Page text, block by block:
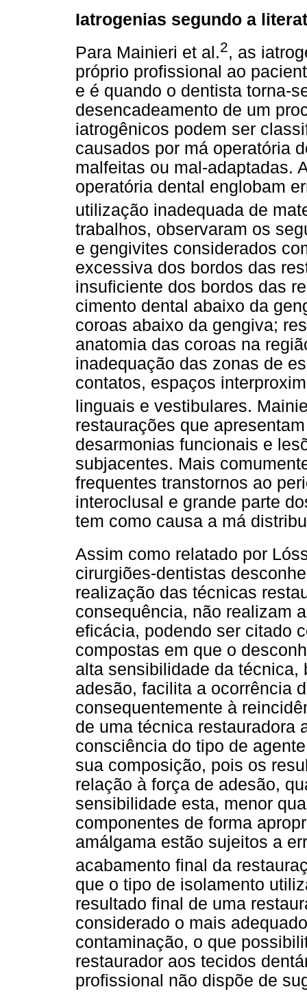
Iatrogenias segundo a
Para Mainieri et al.2, as
próprio profissional ao
e é quando o dentista torna-
desencadeamento de um
iatrogênicos podem ser
causados por má operatória
malfeitas ou mal-adaptadas.
operatória dental englobam
utilização inadequada de
trabalhos, observaram os
e gengivites considerados
excessiva dos bordos das
insuficiente dos bordos das
cimento dental abaixo da
coroas abaixo da gengiva;
anatomia das coroas na
inadequação das zonas de
contatos, espaços
linguais e vestibulares.
restaurações que
desarmonias funcionais e
subjacentes. Mais
frequentes transtornos ao
interoclusal e grande parte
tem como causa a má
Assim como relatado por
cirurgiões-dentistas
realização das técnicas
consequência, não realizam
eficácia, podendo ser citado
compostas em que o
alta sensibilidade da
adesão, facilita a ocorrência
consequentemente à
de uma técnica restauradora
consciência do tipo de
sua composição, pois os
relação à força de adesão,
sensibilidade esta, menor
componentes de forma
amálgama estão sujeitos a
acabamento final da
que o tipo de isolamento
resultado final de uma
considerado o mais
contaminação, o que
restaurador aos tecidos
profissional não dispõe de